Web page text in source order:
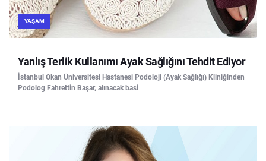
YAŞAM
Yanlış Terlik Kullanımı Ayak Sağlığını Tehdit Ediyor
İstanbul Okan Üniversitesi Hastanesi Podoloji (Ayak Sağlığı) Kliniğinden
Podolog Fahrettin Başar, alınacak basi